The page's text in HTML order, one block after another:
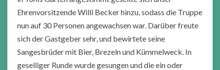
Ehrenvorsitzende Willi Becker hinzu, sodass die Truppe
nun auf 30 Personen angewachsen war. Darüber freute
sich der Gastgeber sehr, und bewirtete seine
Sangesbrüder mit Bier, Brezeln und Kümmelweck. In
geselliger Runde wurde gesungen und die ein oder